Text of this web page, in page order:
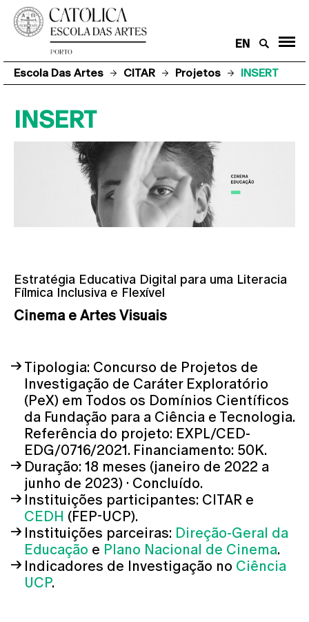
EN
Escola Das Artes CITAR Projetos INSERT
INSERT
Estratégia Educativa Digital para uma Literacia
Fílmica Inclusiva e Flexível
Cinema e Artes Visuais
Tipologia: Concurso de Projetos de
Investigação de Caráter Exploratório
(PeX) em Todos os Domínios Científicos
da Fundação para a Ciência e Tecnologia.
Referência do projeto: EXPL/CED-
EDG/0716/2021. Financiamento: 50K.
Duração: 18 meses (janeiro de 2022 a
junho de 2023) · Concluído.
Instituições participantes: CITAR e
CEDH (FEP-UCP).
Instituições parceiras: Direção-Geral da
Educação e Plano Nacional de Cinema.
Indicadores de Investigação no Ciência
UCP.